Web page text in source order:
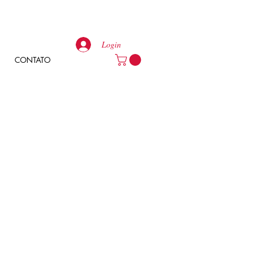
CONTATO
Login